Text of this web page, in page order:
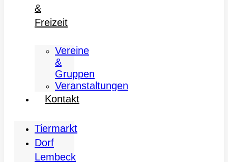
&
Freizeit
Vereine
&
Gruppen
Veranstaltungen
Kontakt
Tiermarkt
Dorf
Lembeck